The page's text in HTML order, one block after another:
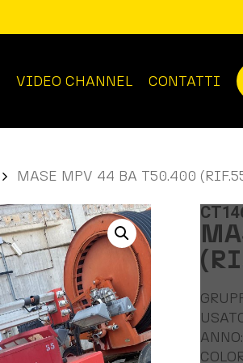
VIDEO CHANNEL CONTATTI
MASE MPV 44 BA T50.400